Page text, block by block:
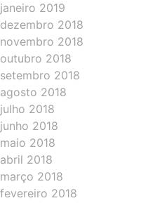
janeiro 2019
dezembro 2018
novembro 2018
outubro 2018
setembro 2018
agosto 2018
julho 2018
junho 2018
maio 2018
abril 2018
março 2018
fevereiro 2018